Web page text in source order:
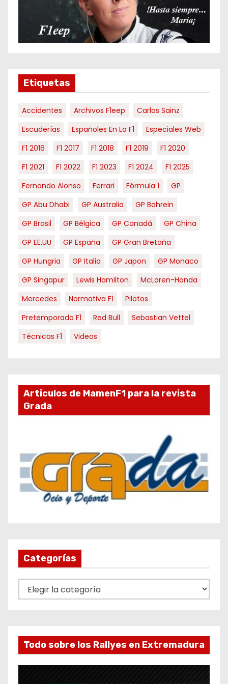
s
Etiquetas
Accidentes Archivos F1eep
Carlos Sainz
Escuderías
Españoles En La F1
Especiales Web
F1 2016
F1 2017 F1 2018 F1 2019
F1 2020
F1 2021
F1 2022 F1 2023 F1 2024
F1 2025
Fernando Alonso
Ferrari Fórmula 1
GP
GP Abu Dhabi
GP Australia
GP Bahrein
GP Brasil
GP Bélgica GP Canadá
GP China
GP EE.UU
GP España
GP Gran Bretaña
GP Hungria
GP Italia GP Japon
GP Monaco
GP Singapur
Lewis Hamilton
McLaren-Honda
Mercedes
Normativa F1
Pilotos
Pretemporada F1
Red Bull
Sebastian Vettel
Técnicas F1
Videos
Articulos de MamenF1 para la revista
Grada
Categorías
a
o
Todo sobre los Rallyes en Extremadura